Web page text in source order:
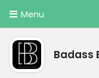
Menu
Badass